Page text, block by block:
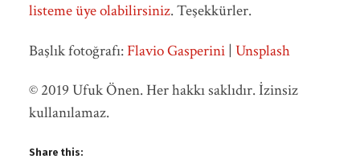
listeme üye olabilirsiniz. Teşekkürler.
Başlık fotoğrafı: Flavio Gasperini| Unsplash
© 2019 Ufuk Önen. Her hakkı saklıdır. İzinsiz
kullanılamaz.
Share this: